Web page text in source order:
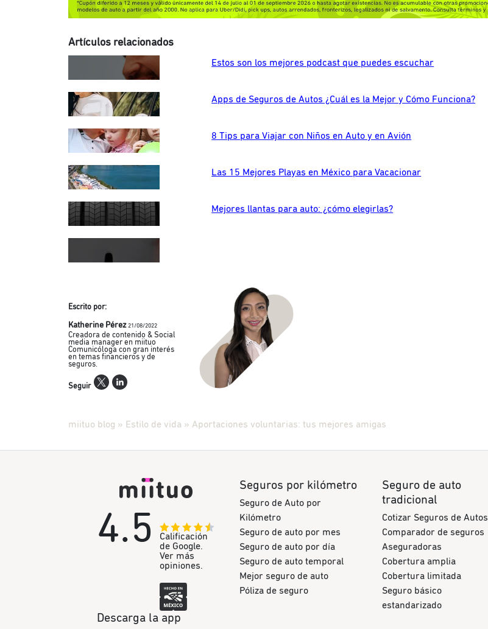
Artículos relacionados
Estos son los mejores podcast que puedes escuchar
Apps de Seguros de Autos ¿Cuál es la Mejor y Cómo Funciona?
8 Tips para Viajar con Niños en Auto y en Avión
Las 15 Mejores Playas en México para Vacacionar
Mejores llantas para auto: ¿cómo elegirlas?
Escrito por:
Katherine Pérez 21/08/2022
Creadora de contenido & Social
media manager en miituo
Comunicóloga con gran interés
en temas financieros y de
seguros.
Seguir
miituo blog » Estilo de vida » Aportaciones voluntarias: tus mejores amigas
4.5
Calificación
de Google.
Ver más
opiniones.
Descarga la app
Seguros por kilómetro
Seguro de Auto por
Kilómetro
Seguro de auto por mes
Seguro de auto por día
Seguro de auto temporal
Mejor seguro de auto
Póliza de seguro
Seguro de auto
tradicional
Cotizar Seguros de Autos
Comparador de seguros
Aseguradoras
Cobertura amplia
Cobertura limitada
Seguro básico
estandarizado